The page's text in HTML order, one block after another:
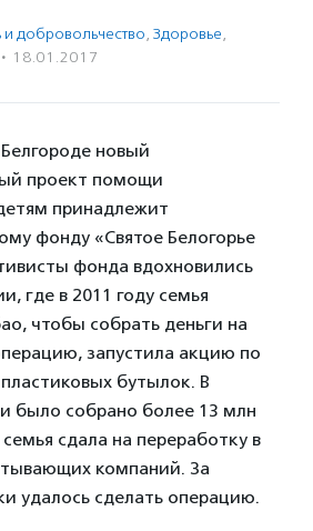
и доброволь­чест­во, Здоровье,
· 18.01.2017
новый
проект помощи
принадлежит
фонду «Святое Белогорье
фонда вдохновились
где в 2011 году семья
чтобы собрать деньги на
запустила акцию по
бутылок. В
было собрано более 13 млн
сдала на переработку в
компаний. За
удалось сделать операцию.